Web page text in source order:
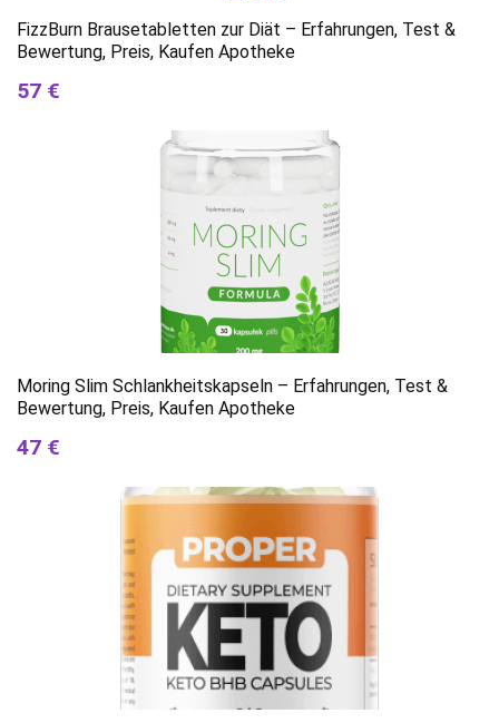
FizzBurn Brausetabletten zur Diät – Erfahrungen, Test &
Bewertung, Preis, Kaufen Apotheke
57 €
Moring Slim Schlankheitskapseln – Erfahrungen, Test &
Bewertung, Preis, Kaufen Apotheke
47 €